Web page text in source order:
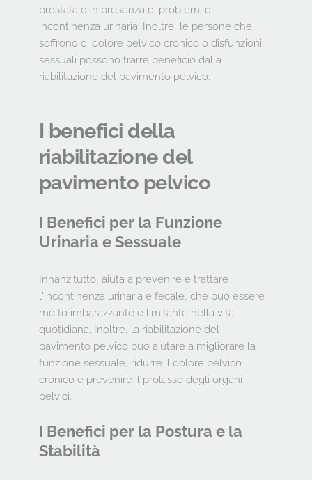
prostata o in presenza di problemi di
incontinenza urinaria. Inoltre, le persone che
soffrono di dolore pelvico cronico o disfunzioni
sessuali possono trarre beneficio dalla
riabilitazione del pavimento pelvico.
I benefici della
riabilitazione del
pavimento pelvico
I Benefici per la Funzione
Urinaria e Sessuale
Innanzitutto, aiuta a prevenire e trattare
l'incontinenza urinaria e fecale, che può essere
molto imbarazzante e limitante nella vita
quotidiana. Inoltre, la riabilitazione del
pavimento pelvico può aiutare a migliorare la
funzione sessuale, ridurre il dolore pelvico
cronico e prevenire il prolasso degli organi
pelvici.
I Benefici per la Postura e la
Stabilità